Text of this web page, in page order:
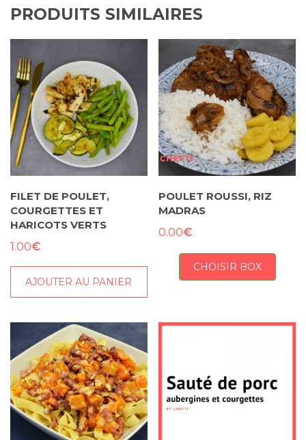
PRODUITS SIMILAIRES
FILET DE POULET,
COURGETTES ET
HARICOTS VERTS
1.00€
AJOUTER AU PANIER
POULET ROUSSI, RIZ
MADRAS
0.00€
CHOISIR BOX